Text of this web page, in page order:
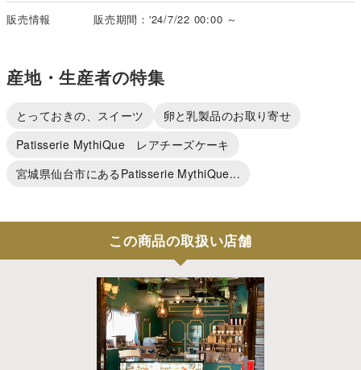
販売情報 販売期間：'24/7/22 00:00 ～
産地・生産者の特集
とっておきの、スイーツ
卵と乳製品のお取り寄せ
Patisserie MythiQue レアチーズケーキ
宮城県仙台市にあるPatisserie MythiQue...
この商品の取扱い店舗